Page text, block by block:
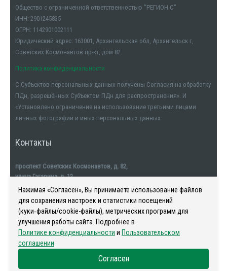
Общество с ограниченной ответственностью "РЕГИОН С"
ИНН: 2901245835
ОГРН: 1142901002111
Юридический адрес: 163001, Архангельская обл, Архангельск г,
Советских Космонавтов пр-кт, дом 82
Политика конфиденциальности
С Субъектов персональных данных получены Согласия на обработку
ПДн, разрешённых Субъектом ПДн для распространения». И
«Установлено ограничение на использование третьими лицами
личных фотографий и иных персональных данных
Контакты
проспект Советских Космонавтов, д. 82,
улица Гагарина, д. 12
тел. +7911-554-32-32
Наша история
Нажимая «Согласен», Вы принимаете использование файлов
для сохранения настроек и статистики посещений
(куки‑файлы/cookie-файлы), метрических программ для
улучшения работы сайта. Подробнее в
Политике конфиденциальности и Пользовательском
соглашении
Согласен